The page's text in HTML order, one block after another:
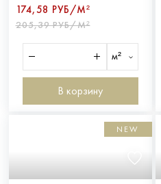
174,58 РУБ/М²
205,39 РУБ/М²
м²
В корзину
NEW